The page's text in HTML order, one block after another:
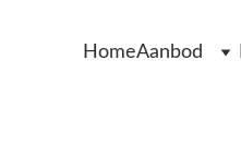
HomeAanbod